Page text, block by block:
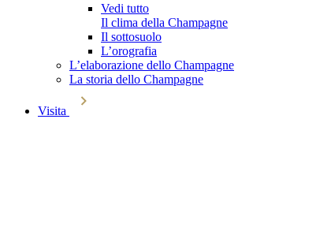
Vedi tutto
Il clima della Champagne
Il sottosuolo
L’orografia
L’elaborazione dello Champagne
La storia dello Champagne
Visita